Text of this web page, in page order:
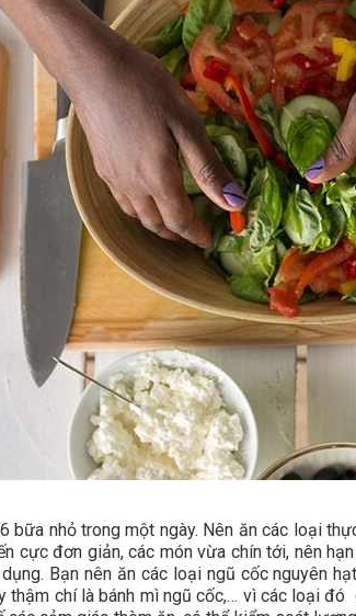
bữa nhỏ trong một ngày. Nên ăn các loại
cực đơn giản, các món vừa chín tới, nên
Bạn nên ăn các loại ngũ cốc nguyên
thậm chí là bánh mì ngũ cốc,… vì các loại